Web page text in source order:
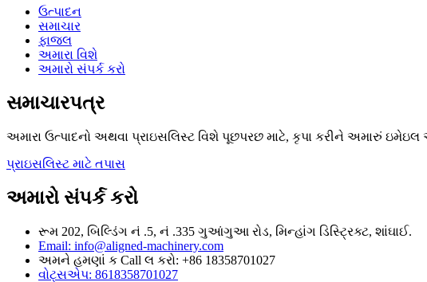
ઉત્પાદન
સમાચાર
ફાજલ
અમારા વિશે
અમારો સંપર્ક કરો
સમાચારપત્ર
અમારા ઉત્પાદનો અથવા પ્રાઇસલિસ્ટ વિશે પૂછપરછ માટે, કૃપા કરીને અમારું
પ્રાઇસલિસ્ટ માટે તપાસ
અમારો સંપર્ક કરો
રૂમ 202, બિલ્ડિંગ નં .5, નં .335 ગુઆંગુઆ રોડ, મિન્હાંગ ડિસ્ટ્રિક્ટ, શાંઘાઈ.
Email: info@aligned-machinery.com
અમને હમણાં ક Call લ કરો: +86 18358701027
વોટ્સએપ: 8618358701027